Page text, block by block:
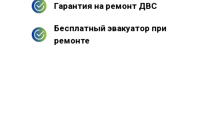
Гарантия на ремонт ДВС
Бесплатный эвакуатор при
ремонте